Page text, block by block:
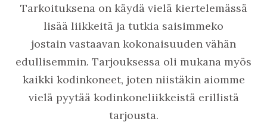
Tarkoituksena on käydä vielä kiertelemässä
lisää liikkeitä ja tutkia saisimmeko
jostain vastaavan kokonaisuuden vähän
edullisemmin. Tarjouksessa oli mukana myös
kaikki kodinkoneet, joten niistäkin aiomme
vielä pyytää kodinkoneliikkeistä erillistä
tarjousta.